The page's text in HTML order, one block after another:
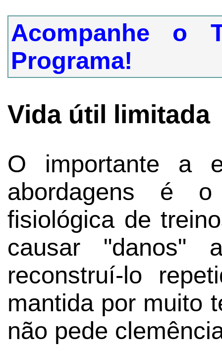
Acompanhe o
Programa!
Vida útil limitada
O importante a
abordagens é
fisiológica de
causar "danos"
reconstruí-lo
mantida por muito
não pede